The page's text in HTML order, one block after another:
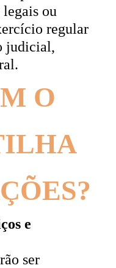
ou
regular
judicial,
O
e
ser